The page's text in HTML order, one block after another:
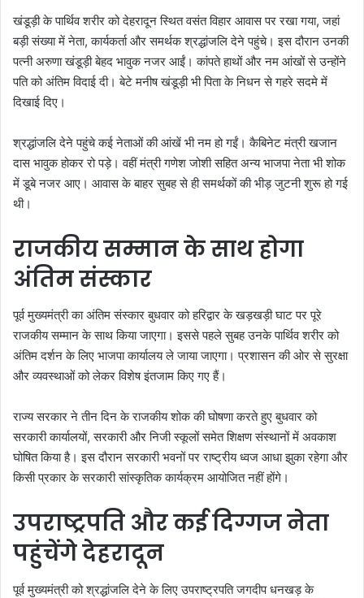
खंडूड़ी के पार्थिव शरीर को देहरादून स्थित वसंत विहार आवास पर रखा गया, जहां
बड़ी संख्या में नेता, कार्यकर्ता और समर्थक श्रद्धांजलि देने पहुंचे। इस दौरान उनकी
पत्नी अरुणा खंडूड़ी बेहद भावुक नजर आईं। कांपते हाथों और नम आंखों से उन्होंने
पति को अंतिम विदाई दी। बेटे मनीष खंडूड़ी भी पिता के निधन से गहरे सदमे में
दिखाई दिए।
श्रद्धांजलि देने पहुंचे कई नेताओं की आंखें भी नम हो गईं। कैबिनेट मंत्री खजान
दास भावुक होकर रो पड़े। वहीं मंत्री गणेश जोशी सहित अन्य भाजपा नेता भी शोक
में डूबे नजर आए। आवास के बाहर सुबह से ही समर्थकों की भीड़ जुटनी शुरू हो गई
थी।
राजकीय सम्मान के साथ होगा
अंतिम संस्कार
पूर्व मुख्यमंत्री का अंतिम संस्कार बुधवार को हरिद्वार के खड़खड़ी घाट पर पूरे
राजकीय सम्मान के साथ किया जाएगा। इससे पहले सुबह उनके पार्थिव शरीर को
अंतिम दर्शन के लिए भाजपा कार्यालय ले जाया जाएगा। प्रशासन की ओर से सुरक्षा
और व्यवस्थाओं को लेकर विशेष इंतजाम किए गए हैं।
राज्य सरकार ने तीन दिन के राजकीय शोक की घोषणा करते हुए बुधवार को
सरकारी कार्यालयों, सरकारी और निजी स्कूलों समेत शिक्षण संस्थानों में अवकाश
घोषित किया है। इस दौरान सरकारी भवनों पर राष्ट्रीय ध्वज आधा झुका रहेगा और
किसी प्रकार के सरकारी सांस्कृतिक कार्यक्रम आयोजित नहीं होंगे।
उपराष्ट्रपति और कई दिग्गज नेता
पहुंचेंगे देहरादून
पूर्व मुख्यमंत्री को श्रद्धांजलि देने के लिए उपराष्ट्रपति जगदीप धनखड़ के